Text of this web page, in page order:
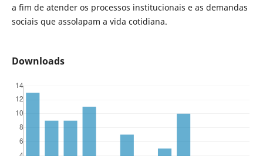
a fim de atender os processos institucionais e as demandas
sociais que assolapam a vida cotidiana.
Downloads